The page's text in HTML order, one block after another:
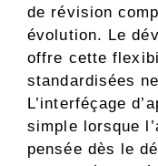
de révision
évolution. Le
offre cette
standardisées
L’interféçage
simple lorsque
pensée dès le